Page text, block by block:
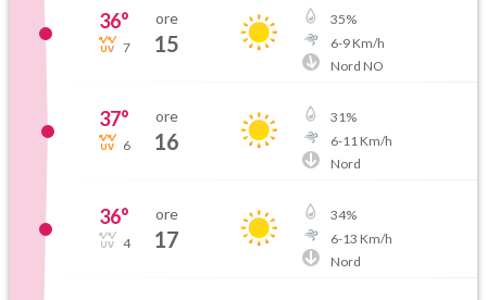
36°
7
ore
15
35%
6-9Km/h
Nord NO
37°
6
ore
16
31%
6-11 Km/h
Nord
36°
4
ore
17
34%
6-13 Km/h
Nord